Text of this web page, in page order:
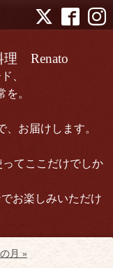
理 Renato
、
を。
お届けします。
てここだけでしか
お楽しみいただけ
月 »